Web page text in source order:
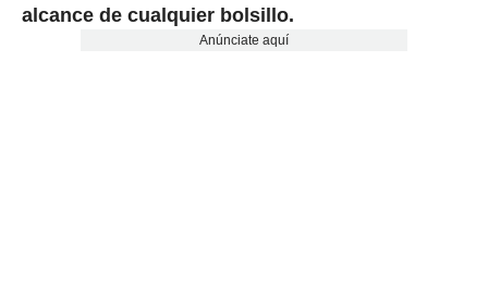
alcance de cualquier bolsillo.
Anúnciate aquí